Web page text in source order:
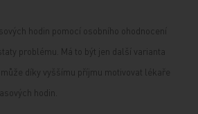
hodin pomocí osobního ohodnocení
problému. Má to být jen další varianta
díky vyššímu příjmu motivovat lékaře
hodin.